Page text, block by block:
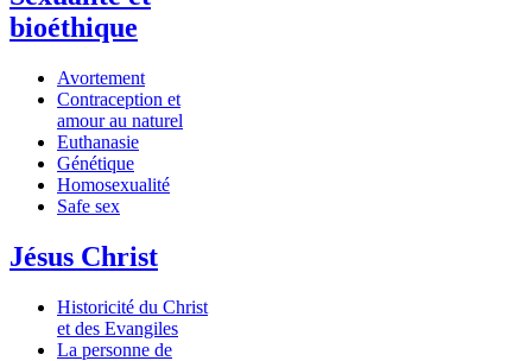
bioéthique
Avortement
Contraception et
amour au naturel
Euthanasie
Génétique
Homosexualité
Safe sex
Jésus Christ
Historicité du Christ
et des Evangiles
La personne de